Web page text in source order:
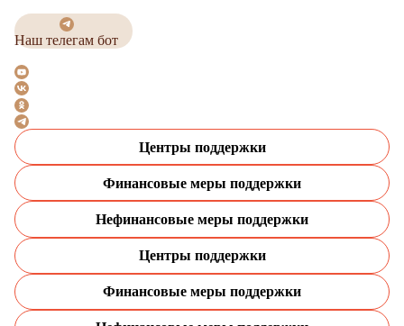
Наш телегам бот
Центры поддержки
Финансовые меры поддержки
Нефинансовые меры поддержки
Центры поддержки
Финансовые меры поддержки